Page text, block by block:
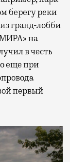
берегу реки
гранд-лобби
на
в честь
еще при
первый